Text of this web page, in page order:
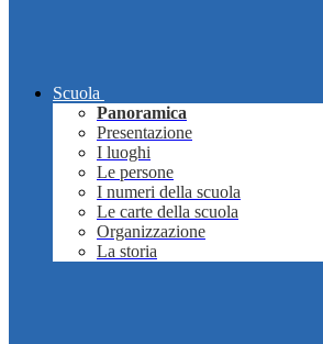
Scuola
Panoramica
Presentazione
I luoghi
Le persone
I numeri della scuola
Le carte della scuola
Organizzazione
La storia